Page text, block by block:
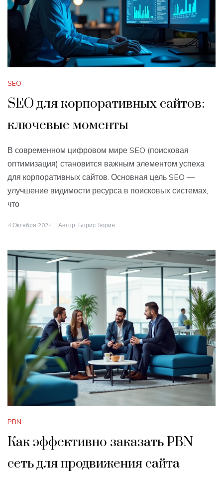
SEO
SEO для корпоративных сайтов:
ключевые моменты
В современном цифровом мире SEO (поисковая
оптимизация) становится важным элементом успеха
для корпоративных сайтов. Основная цель SEO —
улучшение видимости ресурса в поисковых системах,
что
4 Октября 2024 Автор: Борис Тюрин
PBN
Как эффективно заказать PBN
сеть для продвижения сайта